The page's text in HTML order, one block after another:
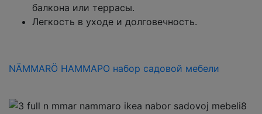
балкона или террасы.
Легкость в уходе и долговечность.
NÄMMARÖ НАММАРО набор садовой мебели